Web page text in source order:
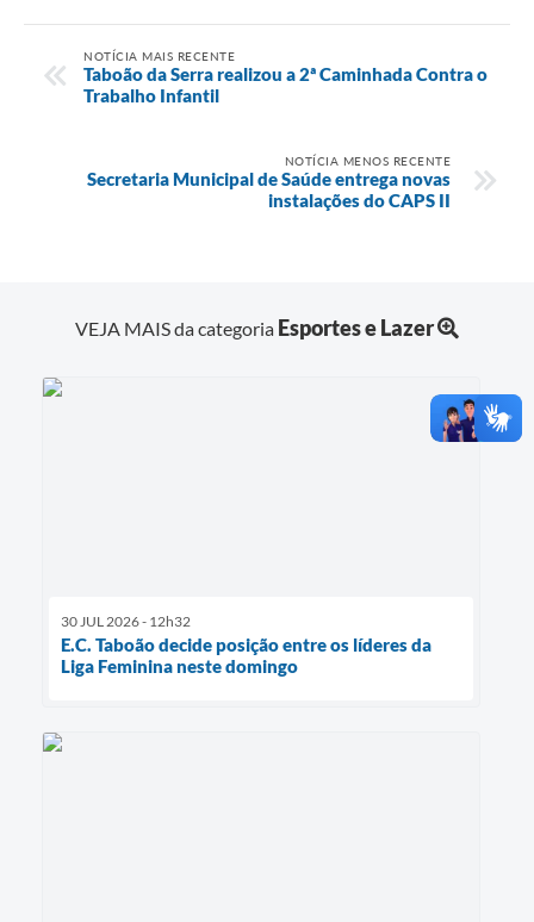
NOTÍCIA MAIS RECENTE
Taboão da Serra realizou a 2ª Caminhada Contra o
Trabalho Infantil
NOTÍCIA MENOS RECENTE
Secretaria Municipal de Saúde entrega novas
instalações do CAPS II
VEJA MAIS da categoria Esportes e Lazer
30 JUL 2026 - 12h32
E.C. Taboão decide posição entre os líderes da
Liga Feminina neste domingo